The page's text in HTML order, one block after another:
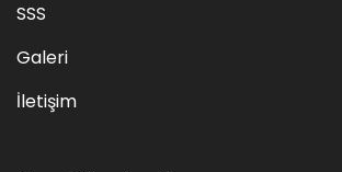
SSS
Galeri
İletişim